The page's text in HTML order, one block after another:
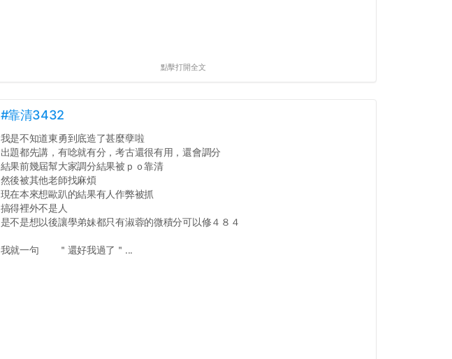
點擊打開全文
#靠清3432
我是不知道東勇到底造了甚麼孽啦
出題都先講，有唸就有分，考古還很有用，還會調分
結果前幾屆幫大家調分結果被ｐｏ靠清
然後被其他老師找麻煩
現在本來想歐趴的結果有人作弊被抓
搞得裡外不是人
是不是想以後讓學弟妹都只有淑蓉的微積分可以修４８４
我就一句 ＂還好我過了＂...